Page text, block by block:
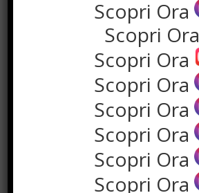
POPOLARI
Scopri Ora
Scopri Ora
Scopri Ora
Scopri Ora
Scopri Ora
Scopri Ora
Scopri Ora
Scopri Ora